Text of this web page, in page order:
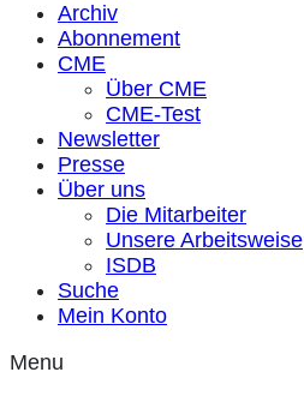
Archiv
Abonnement
CME
Über CME
CME-Test
Newsletter
Presse
Über uns
Die Mitarbeiter
Unsere Arbeitsweise
ISDB
Suche
Mein Konto
Menu